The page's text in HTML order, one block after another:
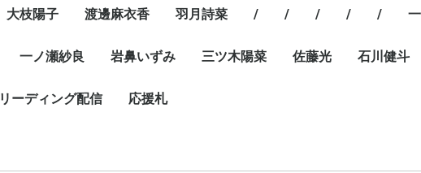
大枝陽子 渡邊麻衣香 羽月詩菜 / / / / /
一ノ瀬紗良 岩鼻いずみ 三ツ木陽菜 佐藤光 石川健斗
リーディング配信 応援札